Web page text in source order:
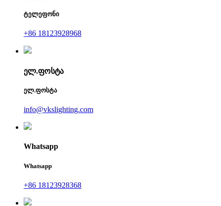
ტელეფონი
+86 18123928968
ელ.ფოსტა
ელ.ფოსტა
info@vkslighting.com
Whatsapp
Whatsapp
+86 18123928368